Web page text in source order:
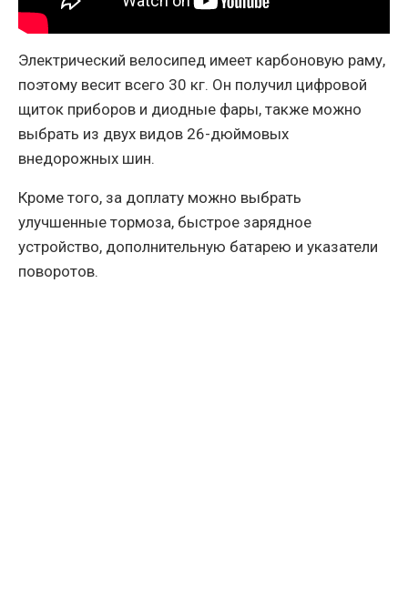
Электрический велосипед имеет карбоновую раму,
поэтому весит всего 30 кг. Он получил цифровой
щиток приборов и диодные фары, также можно
выбрать из двух видов 26-дюймовых
внедорожных шин.
Кроме того, за доплату можно выбрать
улучшенные тормоза, быстрое зарядное
устройство, дополнительную батарею и указатели
поворотов.